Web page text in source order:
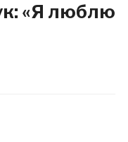
«Я люблю